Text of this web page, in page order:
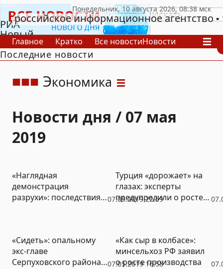
РИА
Новый
День
российское информационное агентство
Главное Кратко Все новостиНовости
В России
В мире
Последние новости
Экономика
Новости дня / 07 мая
2019
07.05.2019 22:59
«Наглядная
демонстрация
разрухи»: последствия
Турция «дорожает» на
глазах: эксперты
предупредили о росте
07.05.2019 16:58
«Сидеть»: опальному
экс-главе
Серпуховского района
«Как сыр в колбасе»:
минсельхоз РФ заявил
о росте производства